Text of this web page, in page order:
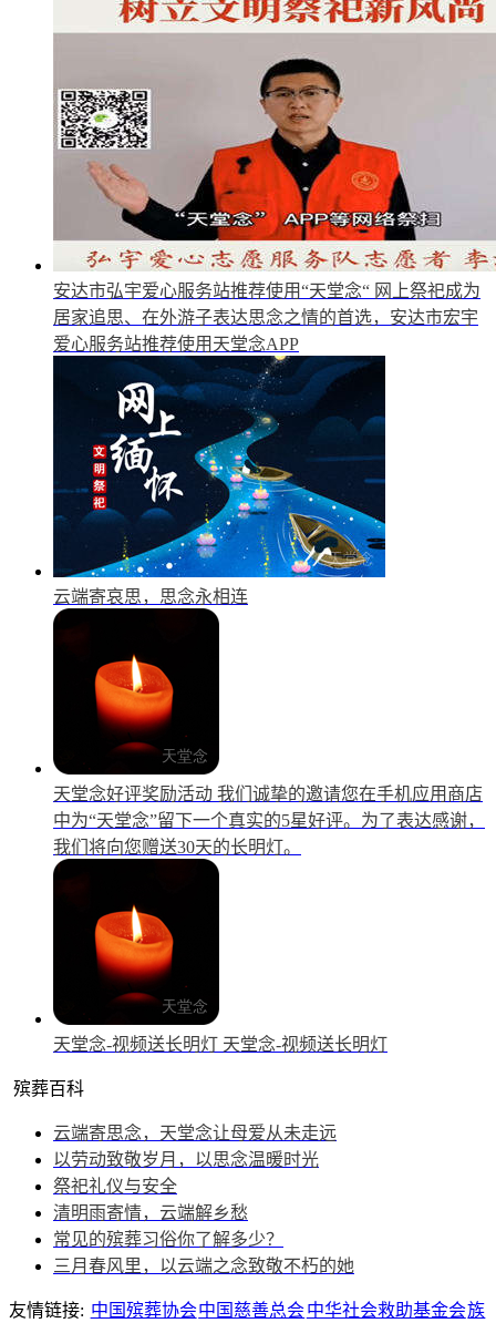
安达市弘宇爱心服务站推荐使用“天堂念“ 网上祭祀成为
居家追思、在外游子表达思念之情的首选，安达市宏宇
爱心服务站推荐使用天堂念APP
云端寄哀思，思念永相连
天堂念好评奖励活动 我们诚挚的邀请您在手机应用商店
中为“天堂念”留下一个真实的5星好评。为了表达感谢，
我们将向您赠送30天的长明灯。
天堂念-视频送长明灯 天堂念-视频送长明灯
殡葬百科
云端寄思念，天堂念让母爱从未走远
以劳动致敬岁月，以思念温暖时光
祭祀礼仪与安全
清明雨寄情，云端解乡愁
常见的殡葬习俗你了解多少？
三月春风里，以云端之念致敬不朽的她
友情链接: 中国殡葬协会中国慈善总会中华社会救助基金会族